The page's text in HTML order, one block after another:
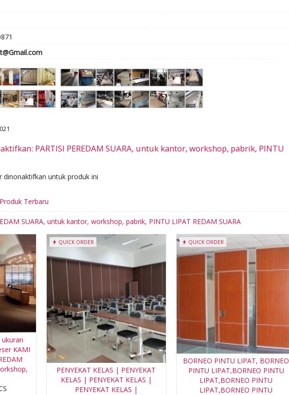
PARTISI PEREDAM SUARA, untuk kantor, workshop, pabrik, PINTU
untuk produk ini
Produk Terbaru
SUARA, untuk kantor, workshop, pabrik, PINTU LIPAT REDAM SUARA
KAMI
QUICK ORDER
PENYEKAT KELAS | PENYEKAT
KELAS | PENYEKAT KELAS |
PENYEKAT KELAS |
QUICK ORDER
BORNEO PINTU LIPAT, BORNEO
PINTU LIPAT,BORNEO PINTU
LIPAT,BORNEO PINTU
LIPAT,BORNEO PINTU